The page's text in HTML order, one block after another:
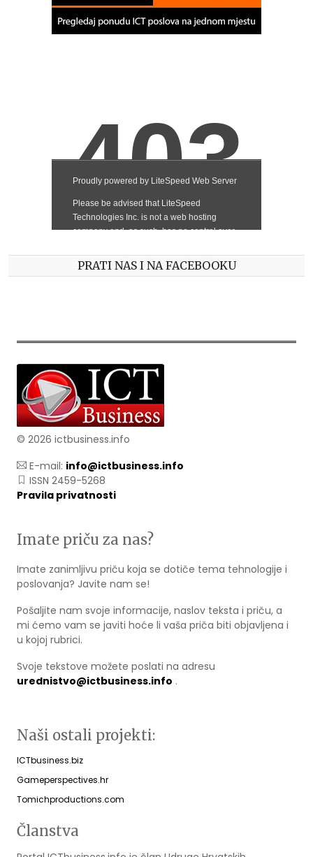
PRATI NAS I NA FACEBOOKU
© 2026 ictbusiness.info
E-mail: info@ictbusiness.info
ISSN 2459-5268
Pravila privatnosti
Imate priču za nas?
Imate zanimljivu priču koja se dotiče tema tehnologije i
poslovanja? Javite nam se!
Pošaljite nam svoje informacije, naslov teksta i priču, a
mi ćemo vam se javiti hoće li vaša priča biti objavljena i
u kojoj rubrici.
Svoje tekstove možete poslati na adresu
urednistvo@ictbusiness.info .
Naši ostali projekti:
ICTbusiness.biz
Gameperspectives.hr
Tomichproductions.com
Članstva